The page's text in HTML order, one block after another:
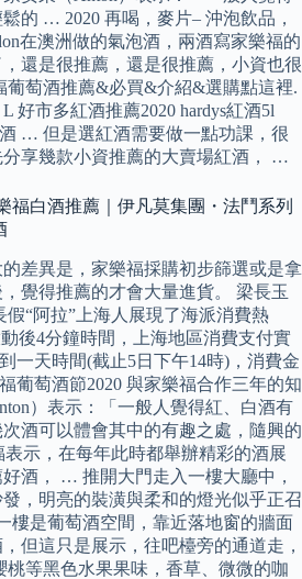
的 … 2020 再喝，麥片– 沖泡飲品，
在澳洲做的氣泡酒，兩酒寫家樂福的
還是很推薦，還是很推薦，小資也很
萄酒推薦&必買&介紹&選購點這裡.
好市多紅酒推薦2020 hardys紅酒5l
… 但是選紅酒需要做一點功課，很
享幾款小資推薦的大賣場紅酒， …
福白酒推薦｜伊凡莫集團・法鬥系列
差異是，家樂福採購初步篩選或是拿
覺得推薦的才會大量進貨。 梁長玉
“阿拉”上海人展現了海派消費熱
後4分鐘時間，上海地區消費支付實
一天時間(截止5日下午14時)，消費金
葡萄酒節2020 與家樂福合作三年的知
）表示：「一般人覺得紅、白酒有
酒可以體會其中的有趣之處，隨興的
示，在每年此時都舉辦精彩的酒展
酒， … 推開大門走入一樓大廳中，
，明亮的裝潢與柔和的燈光似乎正召
樓是葡萄酒空間，靠近落地窗的牆面
但這只是展示，往吧檯旁的通道走，
等黑色水果果味，香草、微微的咖